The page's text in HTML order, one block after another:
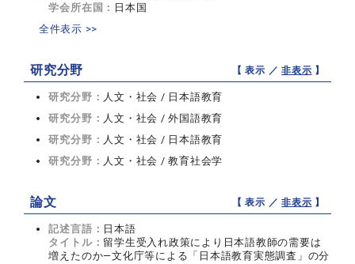
学会所在国： 日本国
全件表示 >>
研究分野 【 表示 ／非表示 】
研究分野： 人文・社会 / 日本語教育
研究分野： 人文・社会 / 外国語教育
研究分野： 人文・社会 / 日本語教育
研究分野： 人文・社会 / 教育社会学
論文 【 表示 ／非表示 】
記述言語： 日本語
タイトル： 留学生受入れ政策により日本語教師の需要は
増えたのか―文化庁等による「日本語教育実態調査」の分